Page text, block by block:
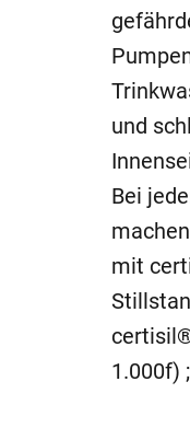
und
Bei
mit
1.000f)